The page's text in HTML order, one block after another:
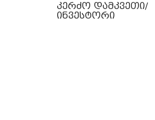
კერძო დამკვეთი/
ინვესტორი